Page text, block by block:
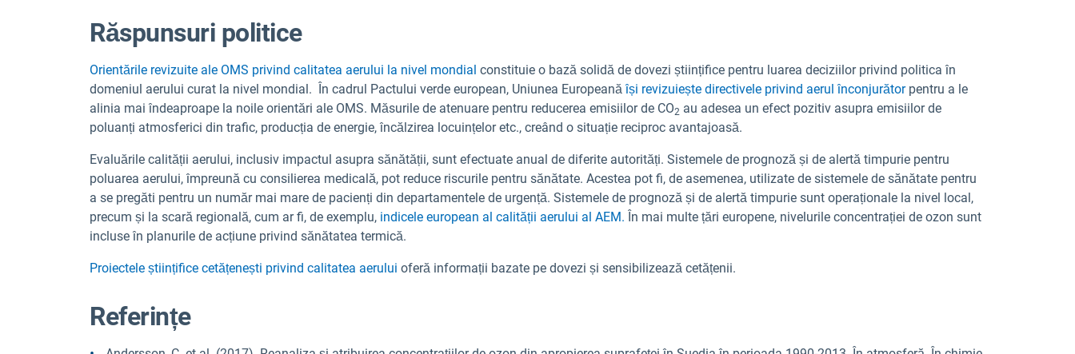
Răspunsuri politice
Orientările revizuite ale OMS privind calitatea aerului la nivel mondial constituie o bază solidă de dovezi științifice pentru luarea deciziilor privind politica în
domeniul aerului curat la nivel mondial. În cadrul Pactului verde european, Uniunea Europeanăîși revizuiește directivele privind aerul înconjurătorpentru a le
alinia mai îndeaproape la noile orientări ale OMS. Măsurile de atenuare pentru reducerea emisiilor de CO2 au adesea un efect pozitiv asupra emisiilor de
poluanți atmosferici din trafic, producția de energie, încălzirea locuințelor etc., creând o situație reciproc avantajoasă.
Evaluările calității aerului, inclusiv impactul asupra sănătății, sunt efectuate anual de diferite autorități. Sistemele de prognoză și de alertă timpurie pentru
poluarea aerului, împreună cu consilierea medicală, pot reduce riscurile pentru sănătate. Acestea pot fi, de asemenea, utilizate de sistemele de sănătate pentru
a se pregăti pentru un număr mai mare de pacienți din departamentele de urgență. Sistemele de prognoză și de alertă timpurie sunt operaționale la nivel local,
precum și la scară regională, cum ar fi, de exemplu, indicele european al calității aerului al AEM. În mai multe țări europene, nivelurile concentrației de ozon sunt
incluse în planurile de acțiune privind sănătatea termică.
Proiectele științifice cetățenești privind calitatea aerului oferă informații bazate pe dovezi și sensibilizează cetățenii.
Referințe